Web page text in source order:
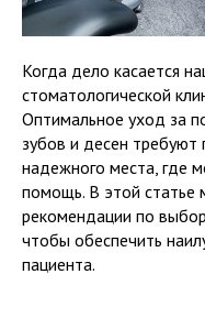
Когда дело касается
стоматологической
Оптимальное уход за
зубов и десен
надежного места, где
помощь. В этой статье
рекомендации по
чтобы обеспечить
пациента.